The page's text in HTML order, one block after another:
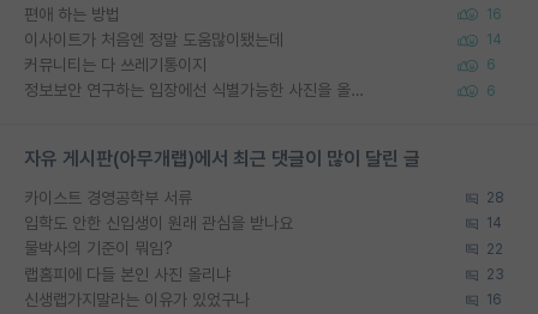
편애 하는 방법 16
이사이트가 처음엔 정말 도움많이됐는데 14
커뮤니티는 다 쓰레기통이지 6
정보보안 연구하는 입장에선 식별가능한 사진을 올리는건 비추이긴함 6
자유 게시판(아무개랩)에서 최근 댓글이 많이 달린 글
카이스트 경영공학부 서류 28
입학도 안한 신입생이 원래 관심을 받나요 14
물박사의 기준이 뭐임? 22
랩홈피에 다들 본인 사진 올리냐 23
신생랩가지말라는 이유가 있었구나 16